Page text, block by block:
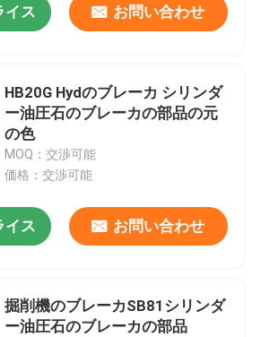
イス お問い合わせ
HB20G Hydのブレーカ シリンダ
ー油圧石のブレーカの部品の元
の色
MOQ：交渉可能
価格：交渉可能
イス お問い合わせ
掘削機のブレーカSB81シリンダ
ー油圧石のブレーカの部品